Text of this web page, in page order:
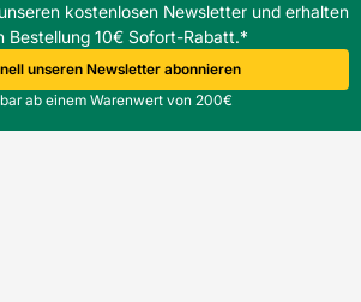
kostenlosen Newsletter und erhalten
Bestellung 10€ Sofort-Rabatt.*
unseren Newsletter abonnieren
ab einem Warenwert von 200€